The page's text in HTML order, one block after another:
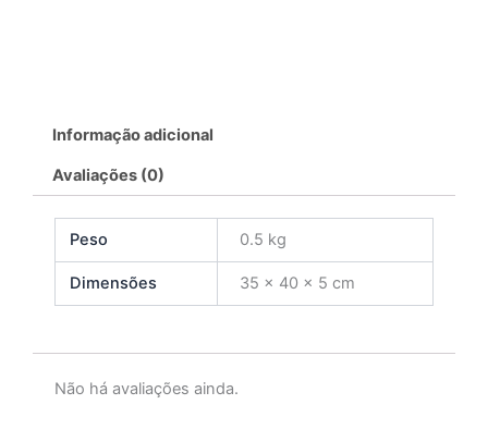
Informação adicional
Avaliações (0)
Peso 0.5 kg
Dimensões 35 × 40 × 5 cm
Não há avaliações ainda.